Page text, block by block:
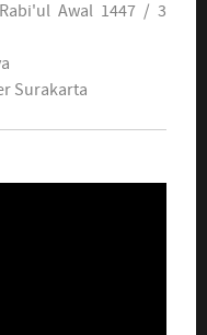
Awal 1447 / 3
Surakarta